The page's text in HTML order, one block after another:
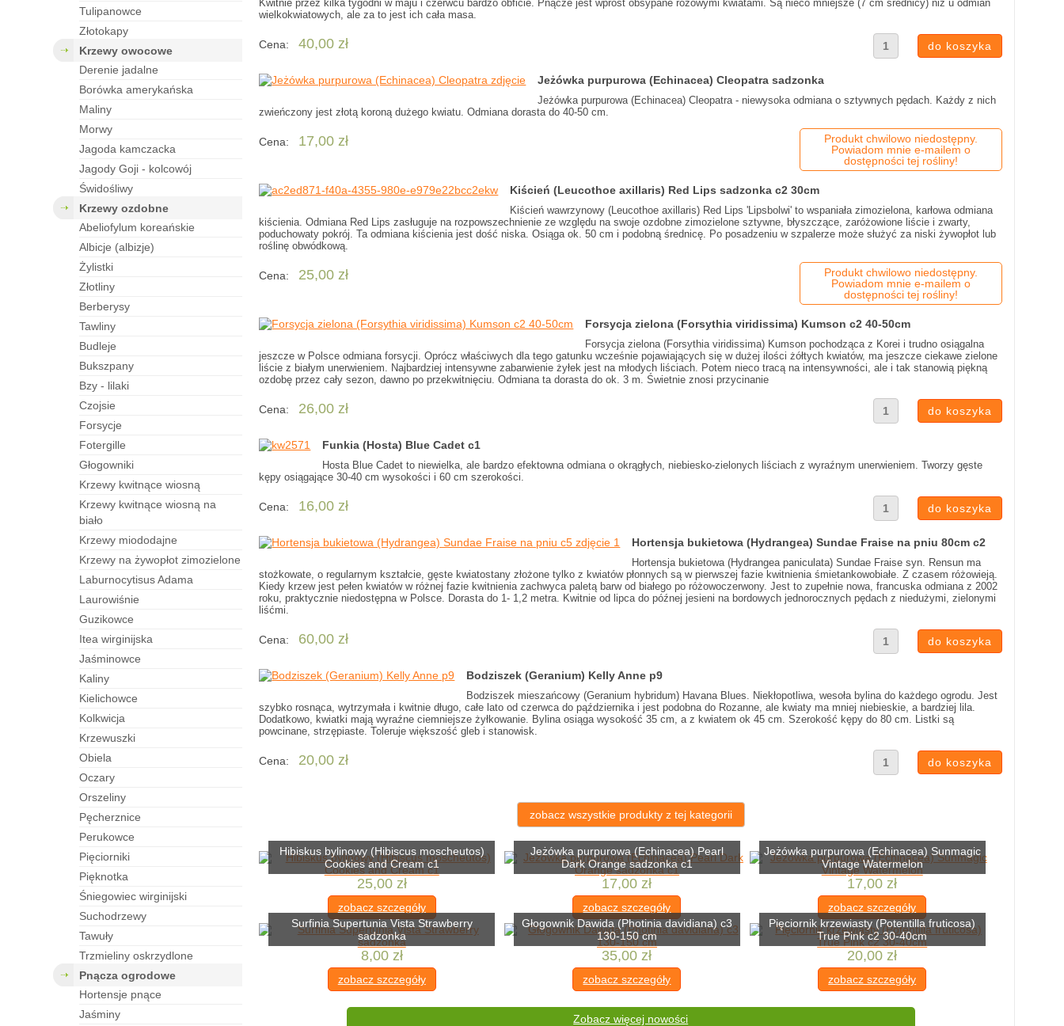
tulipanowce
złotokapy
krzewy owocowe
derenie jadalne
borówka amerykańska
maliny
morwy
jagoda kamczacka
jagody Goji - kolcowój
świdośliwy
krzewy ozdobne
abeliofylum koreańskie
albicje (albizje)
żylistki
złotliny
berberysy
tawliny
budleje
bukszpany
bzy - lilaki
czojsie
forsycje
fotergille
Głogowniki
Krzewy kwitnące wiosną
Krzewy kwitnące wiosną na
biało
Krzewy miododajne
Krzewy na żywopłot zimozielone
laburnocytisus Adama
laurowiśnie
guzikowce
itea wirginijska
jaśminowce
kaliny
kielichowce
kolkwicja
krzewuszki
obiela
oczary
orszeliny
pęcherznice
perukowce
pięciorniki
pięknotka
śniegowiec wirginijski
suchodrzewy
tawuły
trzmieliny oskrzydlone
pnącza ogrodowe
hortensje pnące
jaśminy
Kwitnie przez kilka tygodni w maju i czerwcu bardzo obficie. Pnącze jest wprost obsypane różowymi kwiatami. Są nieco mniejsze (7 cm średnicy) niż u odmian
wielkokwiatowych, ale za to jest ich cała masa.
Cena: 40,00 zł
Jeżówka purpurowa (Echinacea) Cleopatra sadzonka
Jeżówka purpurowa (Echinacea) Cleopatra - niewysoka odmiana o sztywnych pędach. Każdy z nich
zwieńczony jest złotą koroną dużego kwiatu. Odmiana dorasta do 40-50 cm.
Cena: 17,00 zł
Produkt chwilowo niedostępny.
Powiadom mnie e-mailem o
dostępności tej rośliny!
Kiścień (Leucothoe axillaris) Red Lips sadzonka c2 30cm
Kiścień wawrzynowy (Leucothoe axillaris) Red Lips 'Lipsbolwi' to wspaniała zimozielona, karłowa odmiana
kiścienia. Odmiana Red Lips zasługuje na rozpowszechnienie ze względu na swoje ozdobne zimozielone sztywne, błyszczące, zaróżowione liście i zwarty,
poduchowaty pokrój. Ta odmiana kiścienia jest dość niska. Osiąga ok. 50 cm i podobną średnicę. Po posadzeniu w szpalerze może służyć za niski żywopłot lub
roślinę obwódkową.
Cena: 25,00 zł
Produkt chwilowo niedostępny.
Powiadom mnie e-mailem o
dostępności tej rośliny!
Forsycja zielona (Forsythia viridissima) Kumson c2 40-50cm
Forsycja zielona (Forsythia viridissima) Kumson pochodząca z Korei i trudno osiągalna
jeszcze w Polsce odmiana forsycji. Oprócz właściwych dla tego gatunku wcześnie pojawiających się w dużej ilości żółtych kwiatów, ma jeszcze ciekawe zielone
liście z białym unerwieniem. Najbardziej intensywne zabarwienie żyłek jest na młodych liściach. Potem nieco tracą na intensywności, ale i tak stanowią piękną
ozdobę przez cały sezon, dawno po przekwitnięciu. Odmiana ta dorasta do ok. 3 m. Świetnie znosi przycinanie
Cena: 26,00 zł
Funkia (Hosta) Blue Cadet c1
Hosta Blue Cadet to niewielka, ale bardzo efektowna odmiana o okrągłych, niebiesko-zielonych liściach z wyraźnym unerwieniem. Tworzy gęste
kępy osiągające 30-40 cm wysokości i 60 cm szerokości.
Cena: 16,00 zł
Hortensja bukietowa (Hydrangea) Sundae Fraise na pniu 80cm c2
Hortensja bukietowa (Hydrangea paniculata) Sundae Fraise syn. Rensun ma
stożkowate, o regularnym kształcie, gęste kwiatostany złożone tylko z kwiatów płonnych są w pierwszej fazie kwitnienia śmietankowobiałe. Z czasem różowieją.
Kiedy krzew jest pełen kwiatów w różnej fazie kwitnienia zachwyca paletą barw od białego po różowoczerwony. Jest to zupełnie nowa, francuska odmiana z 2002
roku, praktycznie niedostępna w Polsce. Dorasta do 1- 1,2 metra. Kwitnie od lipca do późnej jesieni na bordowych jednorocznych pędach z niedużymi, zielonymi
liśćmi.
Cena: 60,00 zł
Bodziszek (Geranium) Kelly Anne p9
Bodziszek mieszańcowy (Geranium hybridum) Havana Blues. Niekłopotliwa, wesoła bylina do każdego ogrodu. Jest
szybko rosnąca, wytrzymała i kwitnie długo, całe lato od czerwca do pąździernika i jest podobna do Rozanne, ale kwiaty ma mniej niebieskie, a bardziej lila.
Dodatkowo, kwiatki mają wyraźne ciemniejsze żyłkowanie. Bylina osiąga wysokość 35 cm, a z kwiatem ok 45 cm. Szerokość kępy do 80 cm. Listki są
powcinane, strzępiaste. Toleruje większość gleb i stanowisk.
Cena: 20,00 zł
zobacz wszystkie produkty z tej kategorii
Hibiskus bylinowy (Hibiscus moscheutos)
Cookies and Cream c1
25,00 zł
zobacz szczegóły
Jeżówka purpurowa (Echinacea) Pearl
Dark Orange sadzonka c1
17,00 zł
zobacz szczegóły
Jeżówka purpurowa (Echinacea) Sunmagic
Vintage Watermelon
17,00 zł
zobacz szczegóły
Surfinia Supertunia Vista Strawberry
sadzonka
8,00 zł
zobacz szczegóły
Głogownik Dawida (Photinia davidiana) c3
130-150 cm
35,00 zł
zobacz szczegóły
Pięciornik krzewiasty (Potentilla fruticosa)
True Pink c2 30-40cm
20,00 zł
zobacz szczegóły
Zobacz więcej nowości